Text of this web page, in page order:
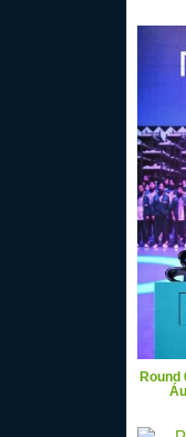
Round